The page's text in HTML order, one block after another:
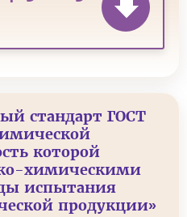
стандарт ГОСТ
которой
химическими
испытания
продукции»